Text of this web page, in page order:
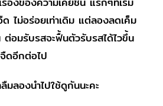
ไม่อร่อยเท่าเดิม แต่ลองลดเค็ม
อมรับรสจะฟื้นตัวรับรสได้ไวขึ้น
จืดอีกต่อไป
มลองนำไปใช้ดูกันนะคะ